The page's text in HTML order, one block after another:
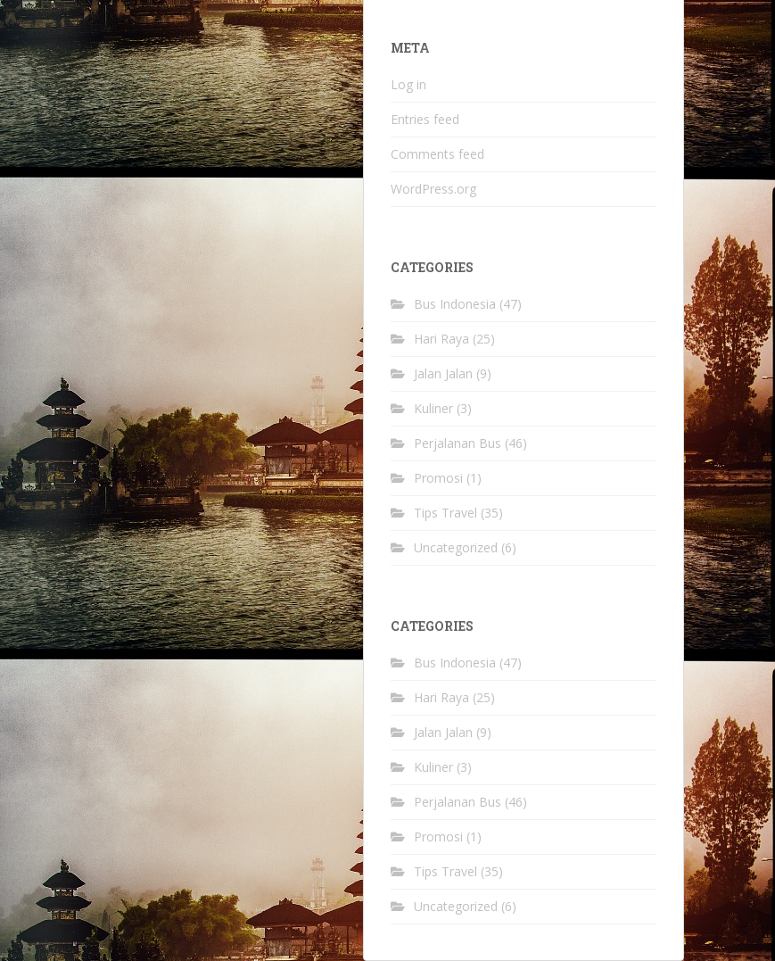
META
Log in
Entries feed
Comments feed
WordPress.org
CATEGORIES
Bus Indonesia (47)
Hari Raya (25)
Jalan Jalan (9)
Kuliner (3)
Perjalanan Bus (46)
Promosi (1)
Tips Travel (35)
Uncategorized (6)
CATEGORIES
Bus Indonesia (47)
Hari Raya (25)
Jalan Jalan (9)
Kuliner (3)
Perjalanan Bus (46)
Promosi (1)
Tips Travel (35)
Uncategorized (6)